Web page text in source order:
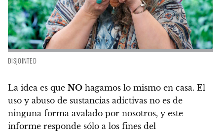
DISJOINTED
La idea es que NO hagamos lo mismo en casa. El
uso y abuso de sustancias adictivas no es de
ninguna forma avalado por nosotros, y este
informe responde sólo a los fines del